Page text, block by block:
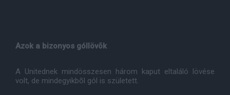
Azok a bizonyos góllövõk
A Unitednek mindösszesen három kaput eltaláló lövése
volt, de mindegyikbõl gól is született.